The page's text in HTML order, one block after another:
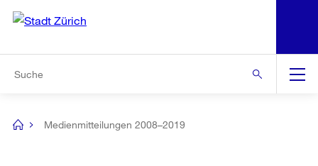
Navigation
[no
Medienmitteilungen 2008–2019